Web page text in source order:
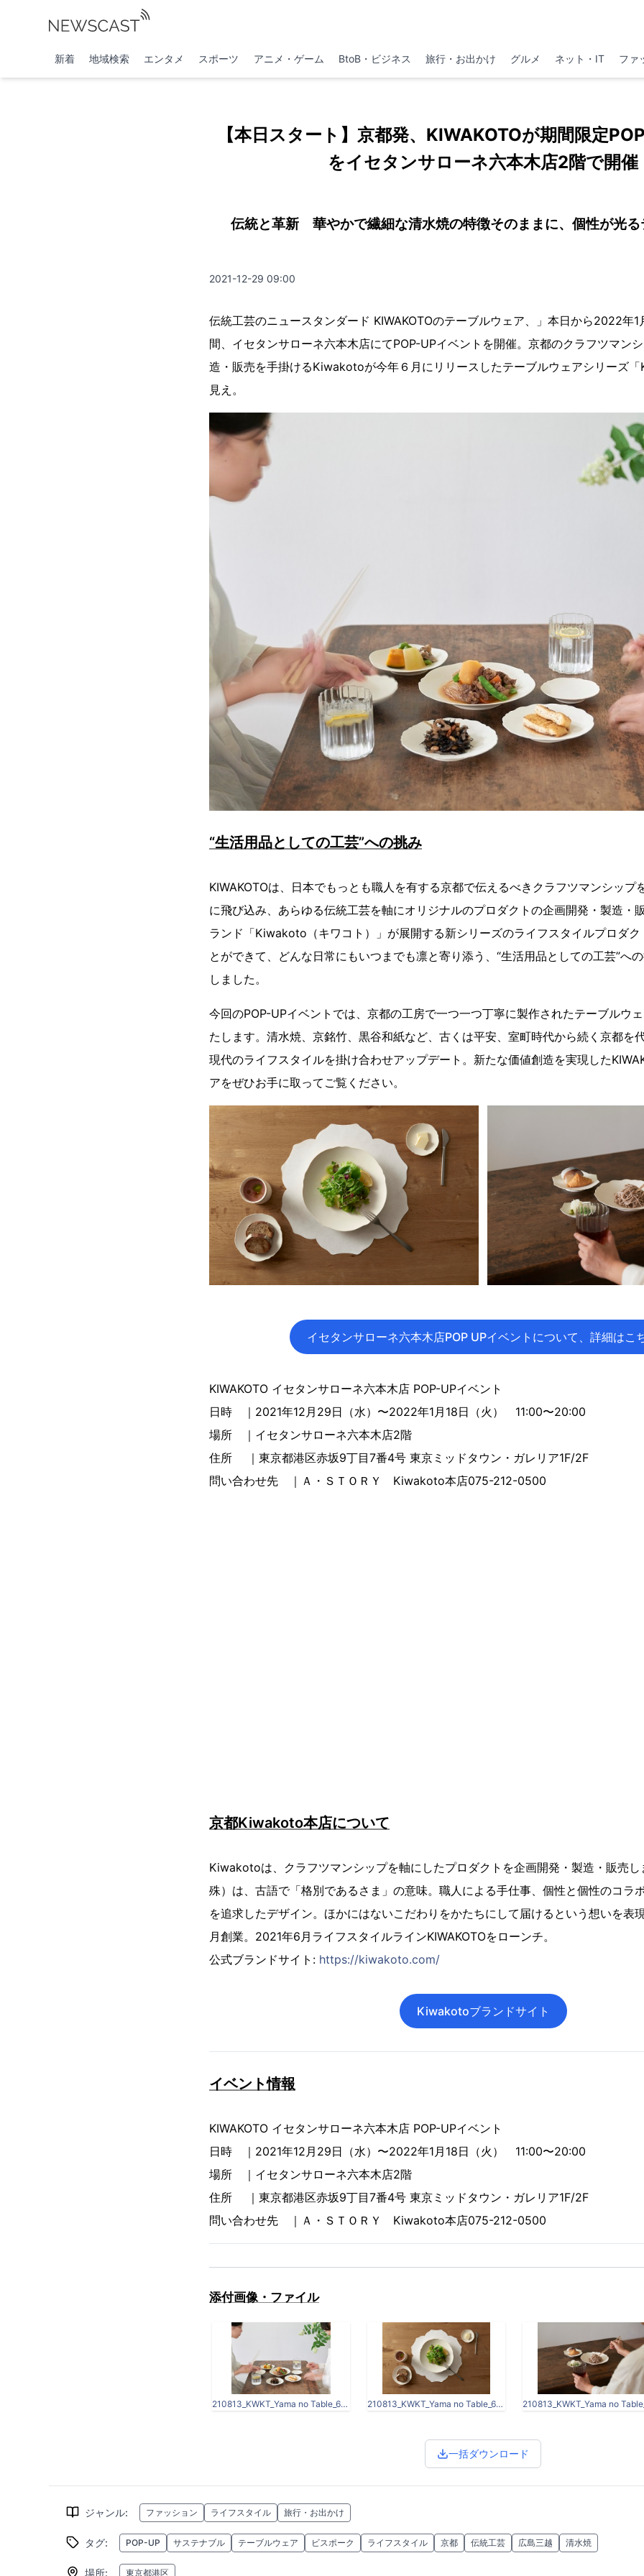
新着 地域検索 エンタメ スポーツ アニメ・ゲーム BtoB・ビジネス 旅行・お出かけ グルメ ネット・IT ファ
【本日スタート】京都発、KIWAKOTOが期間限定
をイセタンサローネ六本木店2階で開催
伝統と革新 華やかで繊細な清水焼の特徴そのままに、個性が光る
2021-12-29 09:00
伝統工芸のニュースタンダード KIWAKOTOのテーブルウェア、」本日から2022年1
間、イセタンサローネ六本木店にてPOP-UPイベントを開催。京都のクラフツマン
造・販売を手掛けるKiwakotoが今年６月にリリースしたテーブルウェアシリーズ「
見え。
“生活用品としての工芸”への挑み
KIWAKOTOは、⽇本でもっとも職人を有する京都で伝えるべきクラフツマンシップ
に飛び込み、あらゆる伝統工芸を軸にオリジナルのプロダクトの企画開発・製造・
ランド「Kiwakoto（キワコト）」が展開する新シリーズのライフスタイルプロダ
とができて、どんな⽇常にもいつまでも凛と寄り添う、“生活用品としての工芸”へ
しました。
今回のPOP-UPイベントでは、京都の工房で一つ一つ丁寧に製作されたテーブルウ
たします。清水焼、京銘竹、黒谷和紙など、古くは平安、室町時代から続く京都を
現代のライフスタイルを掛け合わせアップデート。新たな価値創造を実現した
アをぜひお手に取ってご覧ください。
イセタンサローネ六本木店POP UPイベントについて、詳細はこ
KIWAKOTO イセタンサローネ六本木店 POP-UPイベント
日時 ｜2021年12月29日（水）〜2022年1月18日（火） 11:00〜20:00
場所 ｜イセタンサローネ六本木店2階
住所 ｜東京都港区赤坂9丁目7番4号 東京ミッドタウン・ガレリア1F/2F
問い合わせ先 ｜Ａ・ＳＴＯＲＹ Kiwakoto本店075-212-0500
京都Kiwakoto本店について
Kiwakotoは、クラフツマンシップを軸にしたプロダクトを企画開発・製造・販売
殊）は、古語で「格別であるさま」の意味。職人による手仕事、個性と個性のコラ
を追求したデザイン。ほかにはないこだわりをかたちにして届けるという想いを表
月創業。2021年6月ライフスタイルラインKIWAKOTOをローンチ。
公式ブランドサイト: https://kiwakoto.com/
Kiwakotoブランドサイト
イベント情報
KIWAKOTO イセタンサローネ六本木店 POP-UPイベント
日時 ｜2021年12月29日（水）〜2022年1月18日（火） 11:00〜20:00
場所 ｜イセタンサローネ六本木店2階
住所 ｜東京都港区赤坂9丁目7番4号 東京ミッドタウン・ガレリア1F/2F
問い合わせ先 ｜Ａ・ＳＴＯＲＹ Kiwakoto本店075-212-0500
添付画像・ファイル
210813_KWKT_Yama no Table_6157_low.jpg 210813_KWKT_Yama no Table_6403.jpg
一括ダウンロード
ジャンル: ファッション ライフスタイル 旅行・お出かけ
タグ: POP-UP サステナブル テーブルウェア ビスポーク ライフスタイル 京都 伝統工芸 広島三越 清水焼
場所: 東京都港区